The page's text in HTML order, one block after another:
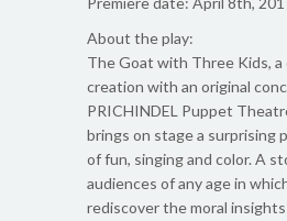
About the play:
The Goat with Three Kids,
creation with an original
PRICHINDEL Puppet
brings on stage a surprising
of fun, singing and color. A
audiences of any age in
rediscover the moral